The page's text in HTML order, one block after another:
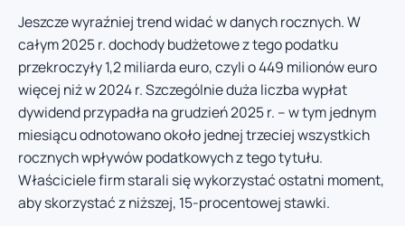
Jeszcze wyraźniej trend widać w danych rocznych. W
całym 2025 r. dochody budżetowe z tego podatku
przekroczyły 1,2 miliarda euro, czyli o 449 milionów euro
więcej niż w 2024 r. Szczególnie duża liczba wypłat
dywidend przypadła na grudzień 2025 r. – w tym jednym
miesiącu odnotowano około jednej trzeciej wszystkich
rocznych wpływów podatkowych z tego tytułu.
Właściciele firm starali się wykorzystać ostatni moment,
aby skorzystać z niższej, 15-procentowej stawki.